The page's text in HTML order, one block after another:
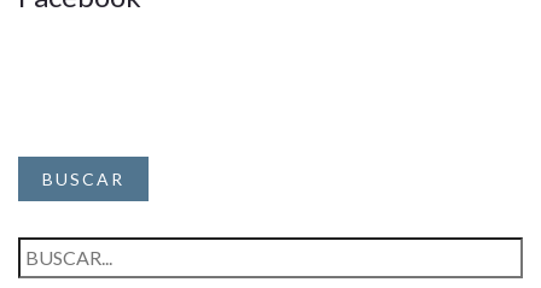
BUSCAR